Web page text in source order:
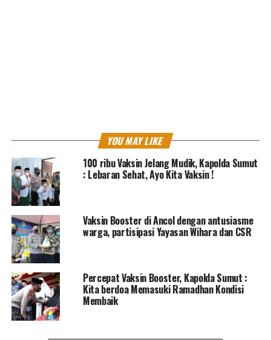
North Jakarta Journalist
YOU MAY LIKE
100 ribu Vaksin Jelang Mudik, Kapolda Sumut
: Lebaran Sehat, Ayo Kita Vaksin !
Vaksin Booster di Ancol dengan antusiasme
warga, partisipasi Yayasan Wihara dan CSR
Percepat Vaksin Booster, Kapolda Sumut :
Kita berdoa Memasuki Ramadhan Kondisi
Membaik